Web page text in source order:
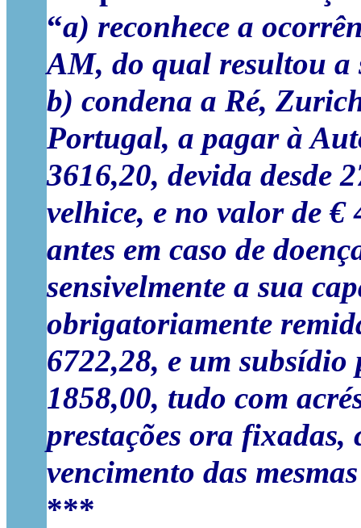
“a) reconhece a
AM, do qual resultou a
b) condena a Ré,
Portugal, a pagar à
3616,20, devida desde
velhice, e no valor de
antes em caso de
sensivelmente a sua
obrigatoriamente
6722,28, e um subsídio
1858,00, tudo com
prestações ora fixadas,
vencimento das
***